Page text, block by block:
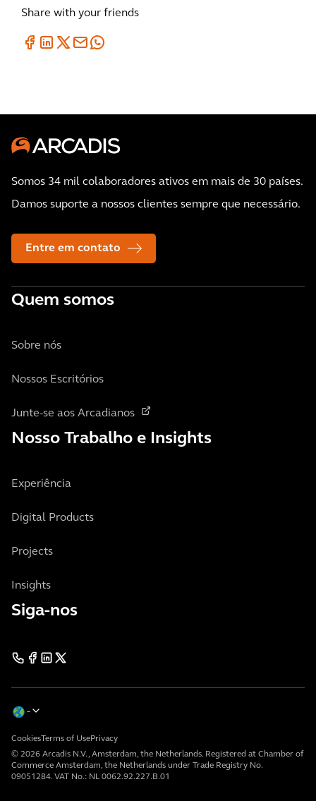
Share with your friends
Somos 34 mil colaboradores ativos em mais de 30 países.
Damos suporte a nossos clientes sempre que necessário.
Entre em contato
Quem somos
Sobre nós
Nossos Escritórios
Junte-se aos Arcadianos
Nosso Trabalho e Insights
Experiência
Digital Products
Projects
Insights
Siga-nos
© 2026 Arcadis N.V., Amsterdam, the Netherlands. Registered at Chamber of
Commerce Amsterdam, the Netherlands under Trade Registry No.
09051284. VAT No.: NL 0062.92.227.B.01
CookiesTerms of UsePrivacy